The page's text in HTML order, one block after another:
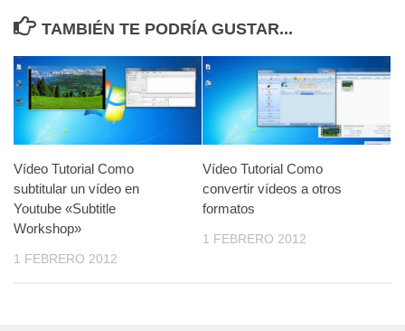
TAMBIÉN TE PODRÍA GUSTAR...
Vídeo Tutorial Como
subtitular un vídeo en
Youtube «Subtitle
Workshop»
1 FEBRERO 2012
Vídeo Tutorial Como
convertir vídeos a otros
formatos
1 FEBRERO 2012